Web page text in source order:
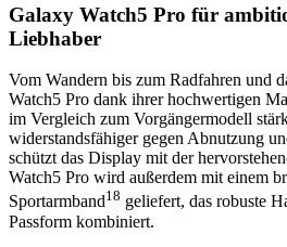
Galaxy Watch5 Pro für
Liebhaber
Vom Wandern bis zum Radfahren und
Watch5 Pro dank ihrer hochwertigen
im Vergleich zum Vorgängermodell
widerstandsfähiger gegen Abnutzung
schützt das Display mit der
Watch5 Pro wird außerdem mit einem
Sportarmband18 geliefert, das robuste
Passform kombiniert.